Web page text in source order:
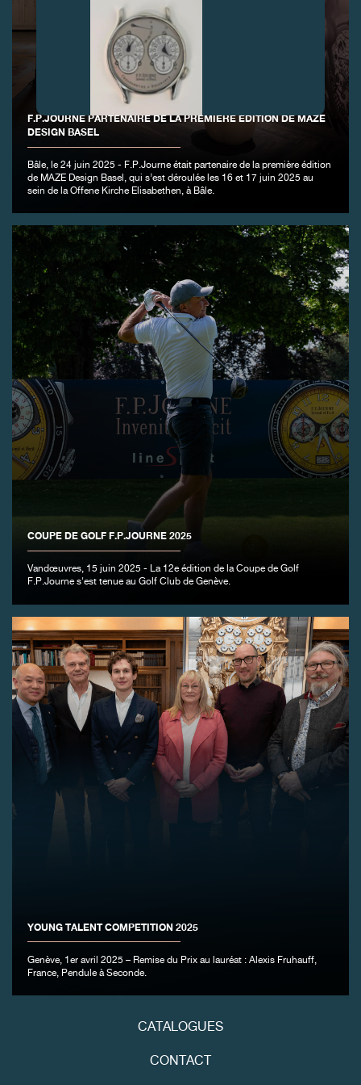
F.P.JOURNE PARTENAIRE DE LA PREMIÈRE ÉDITION DE MAZE
DESIGN BASEL
Bâle, le 24 juin 2025 - F.P.Journe était partenaire de la première édition
de MAZE Design Basel, qui s’est déroulée les 16 et 17 juin 2025 au
sein de la Offene Kirche Elisabethen, à Bâle.
COUPE DE GOLF F.P.JOURNE 2025
Vandœuvres, 15 juin 2025 - La 12e édition de la Coupe de Golf
F.P.Journe s'est tenue au Golf Club de Genève.
YOUNG TALENT COMPETITION 2025
Genève, 1er avril 2025 – Remise du Prix au lauréat : Alexis Fruhauff,
France, Pendule à Seconde.
CATALOGUES
CONTACT
FAUX
FAUX
FAUX
FAUX
FAUX